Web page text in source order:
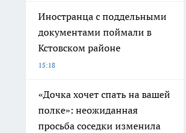
Иностранца с поддельными
документами поймали в
Кстовском районе
15:18
«Дочка хочет спать на вашей
полке»: неожиданная
просьба соседки изменила